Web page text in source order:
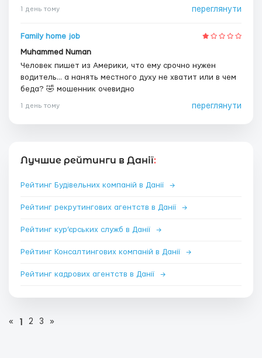
1 день тому переглянути
Family home job
Muhammed Numan
Человек пишет из Америки, что ему срочно нужен
водитель... а нанять местного духу не хватит или в чем
беда? 🤣 мошенник очевидно
1 день тому переглянути
Лучшие рейтинги в Данії:
Рейтинг Будівельних компаній в Данії →
Рейтинг рекрутингових агентств в Данії →
Рейтинг кур’єрських служб в Данії →
Рейтинг Консалтингових компаній в Данії →
Рейтинг кадрових агентств в Данії →
« 2 3 »